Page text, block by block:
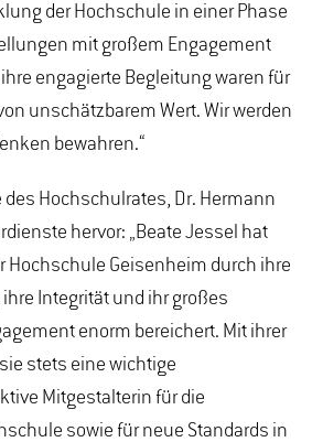
der Hochschule in einer Phase
mit großem Engagement
engagierte Begleitung waren für
unschätzbarem Wert. Wir werden
bewahren.“
des Hochschulrates, Dr. Hermann
hervor: „Beate Jessel hat
Hochschule Geisenheim durch ihre
Integrität und ihr großes
enorm bereichert. Mit ihrer
stets eine wichtige
Mitgestalterin für die
sowie für neue Standards in